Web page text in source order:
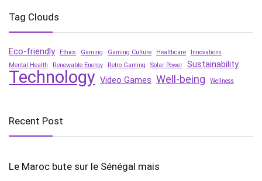
Tag Clouds
Eco-friendly Ethics Gaming Gaming Culture Healthcare
Innovations
Mental Health
Renewable Energy Retro Gaming Solar Power Sustainability
Technology Video Games Well-being Wellness
Recent Post
Le Maroc bute sur le Sénégal mais